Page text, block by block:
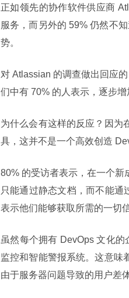
正如领先的协作软件供应商
服务，而另外的 59% 仍然不
势。
对 Atlassian 的调查做出回应
们中有 70% 的人表示，逐步增
为什么会有这样的反应？因为
具，这并不是一个高效创造
80% 的受访者表示，在一个新
只能通过静态文档，而不能
表示他们能够获取所需的一切
虽然每个拥有 DevOps 文化
监控和智能警报系统。这意味
由于服务器问题导致的用户差体